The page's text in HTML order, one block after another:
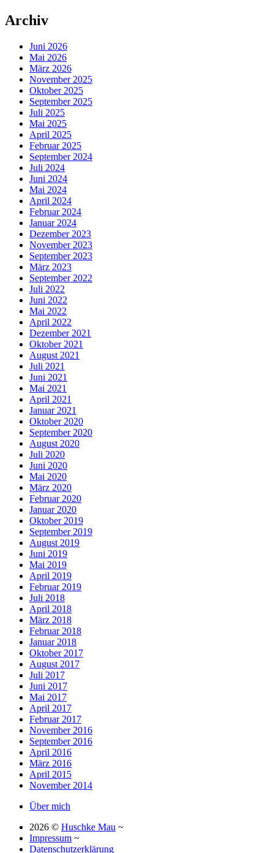
Archiv
Juni 2026
Mai 2026
März 2026
November 2025
Oktober 2025
September 2025
Juli 2025
Mai 2025
April 2025
Februar 2025
September 2024
Juli 2024
Juni 2024
Mai 2024
April 2024
Februar 2024
Januar 2024
Dezember 2023
November 2023
September 2023
März 2023
September 2022
Juli 2022
Juni 2022
Mai 2022
April 2022
Dezember 2021
Oktober 2021
August 2021
Juli 2021
Juni 2021
Mai 2021
April 2021
Januar 2021
Oktober 2020
September 2020
August 2020
Juli 2020
Juni 2020
Mai 2020
März 2020
Februar 2020
Januar 2020
Oktober 2019
September 2019
August 2019
Juni 2019
Mai 2019
April 2019
Februar 2019
Juli 2018
April 2018
März 2018
Februar 2018
Januar 2018
Oktober 2017
August 2017
Juli 2017
Juni 2017
Mai 2017
April 2017
Februar 2017
November 2016
September 2016
April 2016
März 2016
April 2015
November 2014
Über mich
2026 © Huschke Mau ~
Impressum ~
Datenschutzerklärung